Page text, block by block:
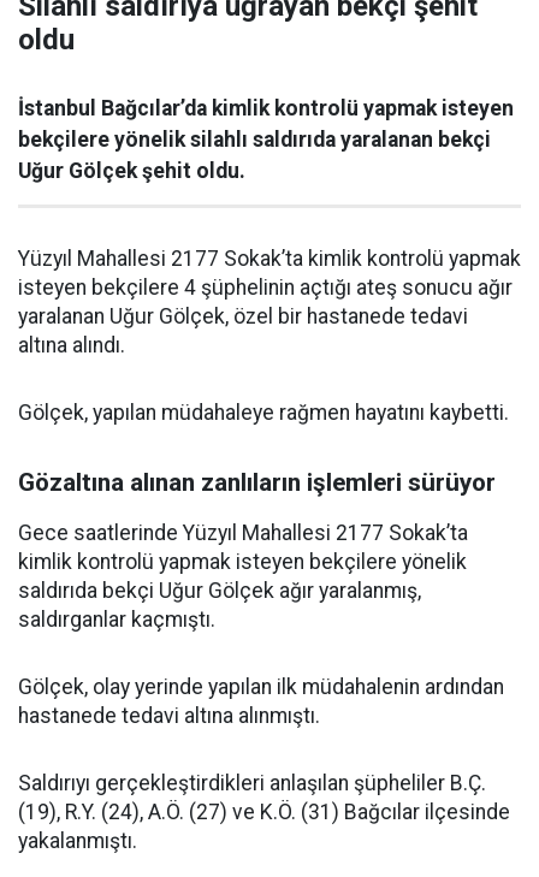
oldu
İstanbul Bağcılar’da kimlik kontrolü yapmak isteyen
bekçilere yönelik silahlı saldırıda yaralanan bekçi
Uğur Gölçek şehit oldu.
Yüzyıl Mahallesi 2177 Sokak’ta kimlik kontrolü yapmak
isteyen bekçilere 4 şüphelinin açtığı ateş sonucu ağır
yaralanan Uğur Gölçek, özel bir hastanede tedavi
altına alındı.
Gölçek, yapılan müdahaleye rağmen hayatını kaybetti.
Gözaltına alınan zanlıların işlemleri sürüyor
Gece saatlerinde Yüzyıl Mahallesi 2177 Sokak’ta
kimlik kontrolü yapmak isteyen bekçilere yönelik
saldırıda bekçi Uğur Gölçek ağır yaralanmış,
saldırganlar kaçmıştı.
Gölçek, olay yerinde yapılan ilk müdahalenin ardından
hastanede tedavi altına alınmıştı.
Saldırıyı gerçekleştirdikleri anlaşılan şüpheliler B.Ç.
(19), R.Y. (24), A.Ö. (27) ve K.Ö. (31) Bağcılar ilçesinde
yakalanmıştı.